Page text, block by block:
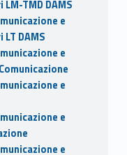
TMD DAMS
e
DAMS
e
e
e
e